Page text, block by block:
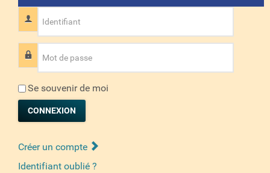
Identifiant
Mot de passe
Se souvenir de moi
CONNEXION
Créer un compte
Identifiant oublié ?